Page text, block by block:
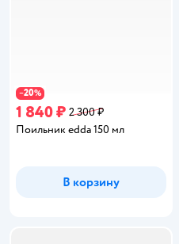
−20%
1 840 ₽ 2 300 ₽
Поильник edda 150 мл
В корзину